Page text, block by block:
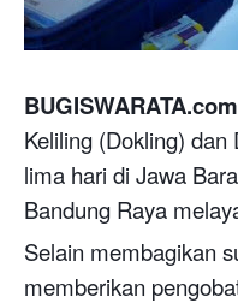
Keliling (Dokling)
lima hari di Jawa
Bandung Raya
Selain membagikan
memberikan